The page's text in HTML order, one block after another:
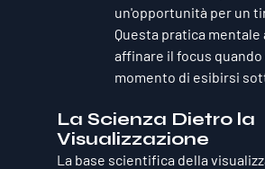
un'opportunità per un
Questa pratica mentale
affinare il focus quando
momento di esibirsi
La Scienza Dietro la
Visualizzazione
La base scientifica della